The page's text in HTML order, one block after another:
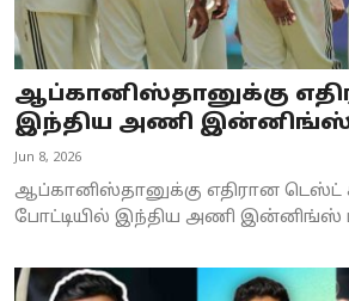
ஆப்கானிஸ்தானுக்கு
இந்திய அணி இன்னிங்ஸ்
Jun 8, 2026
ஆப்கானிஸ்தானுக்கு எதிரான டெஸ்ட்
போட்டியில் இந்திய அணி இன்னிங்ஸ்